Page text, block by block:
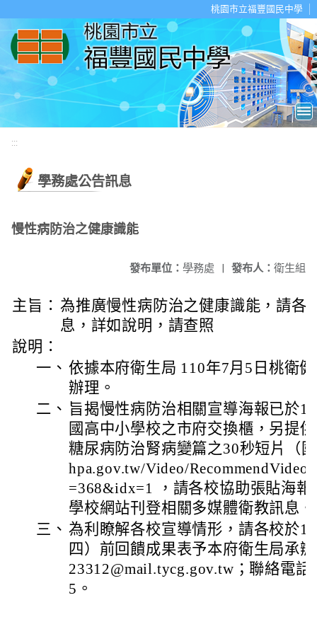
桃園市立福豐國民中學
:::
學務處公告訊息
慢性病防治之健康識能
發布人： 衛生組
發布單位： 學務處 |
主旨： 為推廣慢性病防治之健康識能，請各
息，詳如說明，請查照
說明：
一、 依據本府衛生局 110年7月5日桃衛
辦理。
二、 旨揭慢性病防治相關宣導海報已於
國高中小學校之市府交換櫃，另提
糖尿病防治腎病變篇之30秒短片（
hpa.gov.tw/Video/
=368&idx=1 ，請各校協助張貼海
學校網站刊登相關多媒體衛教訊息。
三、 為利瞭解各校宣導情形，請各校於
四）前回饋成果表予本府衛生局承
23312@mail.tycg.gov.tw；聯絡電
5。